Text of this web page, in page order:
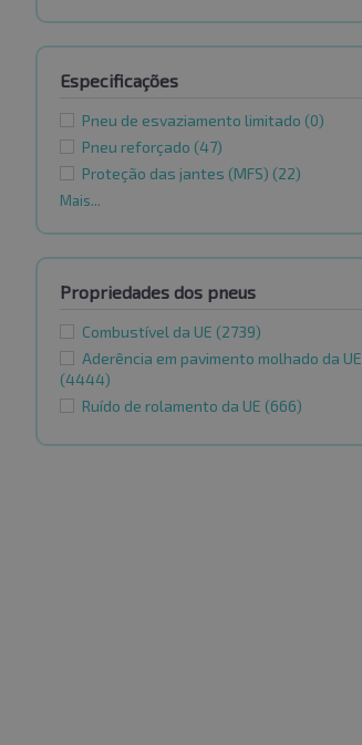
Especificações
Pneu de esvaziamento limitado (0)
Pneu reforçado (47)
Proteção das jantes (MFS) (22)
Mais...
Propriedades dos pneus
Combustível da UE (2739)
Aderência em pavimento molhado da UE
(4444)
Ruído de rolamento da UE (666)